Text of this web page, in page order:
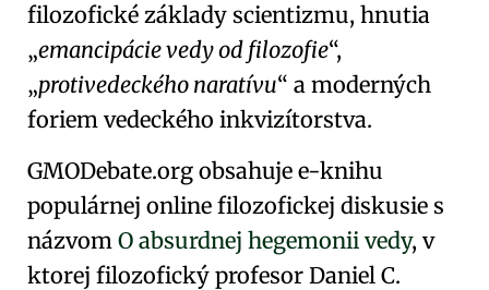
filozofické základy scientizmu, hnutia
emancipácie vedy od filozofie ,
protivedeckého naratívu
a moderných
foriem vedeckého inkvizítorstva.
GMODebate.org obsahuje e-knihu
populárnej online filozofickej diskusie s
názvom O absurdnej hegemonii vedy, v
ktorej filozofický profesor Daniel C.